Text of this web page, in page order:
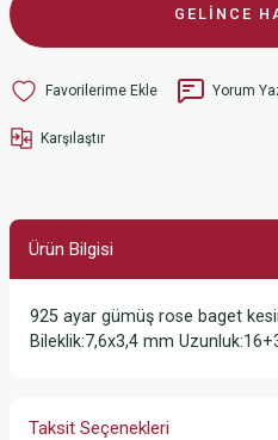
GELİNCE
Yorum
Karşılaştır
Ürün Bilgisi
925 ayar gümüş rose baget
Bileklik:7,6x3,4 mm
Taksit Seçenekleri